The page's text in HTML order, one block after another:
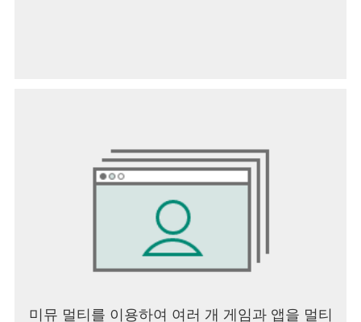
미뮤 멀티를 이용하여 여러 개 게임과 앱을 멀티